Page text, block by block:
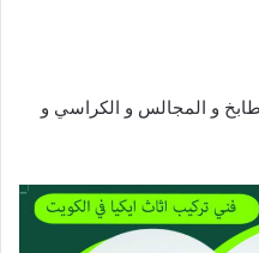
و المجالس و الكراسي و